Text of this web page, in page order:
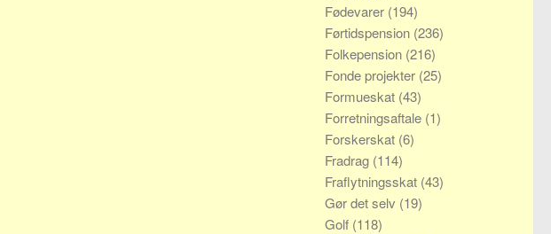
Fødevarer (194)
Førtidspension (236)
Folkepension (216)
Fonde projekter (25)
Formueskat (43)
Forretningsaftale (1)
Forskerskat (6)
Fradrag (114)
Fraflytningsskat (43)
Gør det selv (19)
Golf (118)